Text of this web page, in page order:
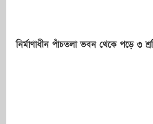
নির্মাণাধীন পাঁচতলা ভবন থেকে পড়ে ৩